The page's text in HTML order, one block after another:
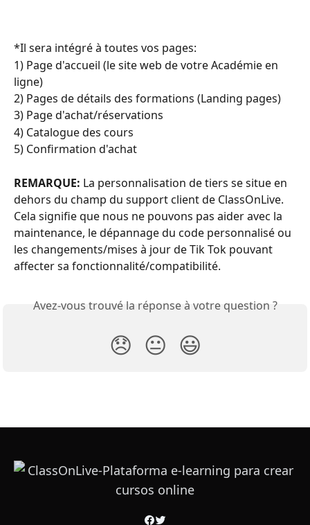
*Il sera intégré à toutes vos pages:
1) Page d'accueil (le site web de votre Académie en
ligne)
2) Pages de détails des formations (Landing pages)
3) Page d'achat/réservations
4) Catalogue des cours
5) Confirmation d'achat
REMARQUE: La personnalisation de tiers se situe en
dehors du champ du support client de ClassOnLive.
Cela signifie que nous ne pouvons pas aider avec la
maintenance, le dépannage du code personnalisé ou
les changements/mises à jour de Tik Tok pouvant
affecter sa fonctionnalité/compatibilité.
Avez-vous trouvé la réponse à votre question ?
😞 😐 😃